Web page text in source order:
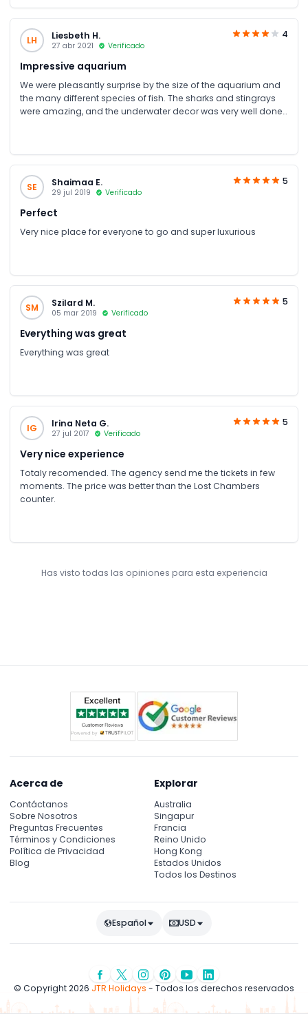
LH Liesbeth H.
27 abr 2021 Verificado
4
Impressive aquarium
We were pleasantly surprise by the size of the aquarium and
the many different species of fish. The sharks and stingrays
were amazing, and the underwater decor was very well done.
SE Shaimaa E.
29 jul 2019 Verificado
5
Perfect
Very nice place for everyone to go and super luxurious
SM Szilard M.
05 mar 2019 Verificado
5
Everything was great
Everything was great
IG Irina Neta G.
27 jul 2017 Verificado
5
Very nice experience
Totaly recomended. The agency send me the tickets in few
moments. The price was better than the Lost Chambers
counter.
Has visto todas las opiniones para esta experiencia
Acerca de
Contáctanos
Sobre Nosotros
Preguntas Frecuentes
Términos y Condiciones
Política de Privacidad
Blog
Explorar
Australia
Singapur
Francia
Reino Unido
Hong Kong
Estados Unidos
Todos los Destinos
Español USD
© Copyright 2026 JTR Holidays - Todos los derechos reservados